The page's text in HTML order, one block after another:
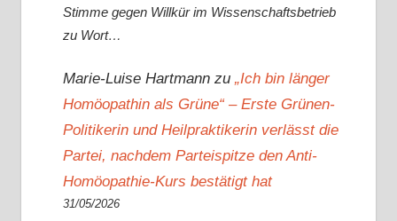
Stimme gegen Willkür im Wissenschaftsbetrieb
zu Wort…
Marie-Luise Hartmannzu „Ich bin länger
Homöopathin als Grüne“ – Erste Grünen-
Politikerin und Heilpraktikerin verlässt die
Partei, nachdem Parteispitze den Anti-
Homöopathie-Kurs bestätigt hat
31/05/2026